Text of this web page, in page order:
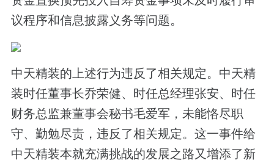
议程序和信息披露义务等问题。
中天精装的上述行为违反了相关规定。中天精
装时任董事长乔荣健、时任总经理张安、时任
财务总监兼董事会秘书毛爱军，未能恪尽职
守、勤勉尽责，违反了相关规定。这一事件给
中天精装本就充满挑战的发展之路又增添了新